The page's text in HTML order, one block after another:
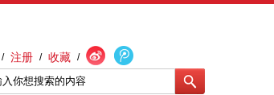
/ 注册 / 收藏 /